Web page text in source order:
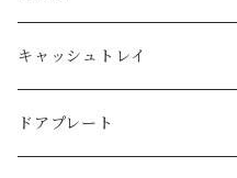
ジョッキグラス・ビアグラス
子供用グラス
ネックレス
１リットル
３リットル
キャッシュトレイ
ドアプレート